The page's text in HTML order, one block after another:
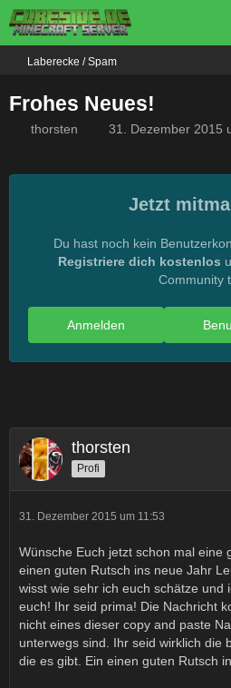
Laberecke / Spam
Frohes Neues!
thorsten 31. Dezember 2015
Jetzt
Du hast noch kein
Registriere dich kostenlos
Community
Anmelden
thorsten
Profi
31. Dezember 2015 um 11:53
Wünsche Euch jetzt schon mal eine
einen guten Rutsch ins neue Jahr
wisst wie sehr ich euch schätze und
euch! Ihr seid prima! Die Nachricht
nicht eines dieser copy and paste
unterwegs sind. Ihr seid wirklich die
die es gibt. Ein einen guten Rutsch